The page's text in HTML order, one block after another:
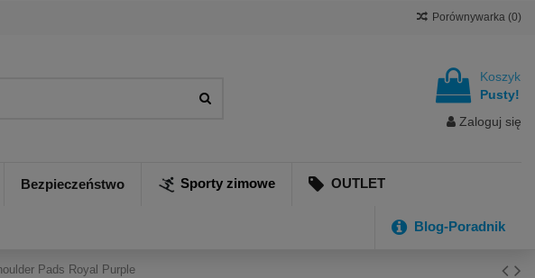
Porównywarka (0)
Koszyk
Pusty!
Zaloguj się
Bezpieczeństwo Sporty zimowe OUTLET
Blog-Poradnik
Pads Royal Purple